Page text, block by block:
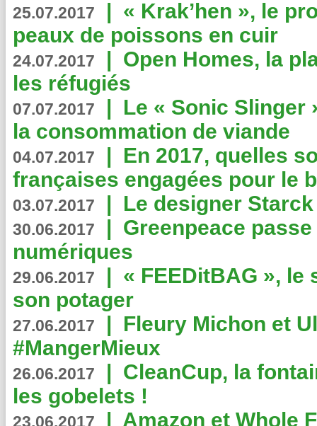
25.07.2017 | « Krak’hen », le
peaux de poissons en cuir
24.07.2017 | Open Homes, la
les réfugiés
07.07.2017 | Le « Sonic Slinger
la consommation de viande
04.07.2017 | En 2017, quelles
françaises engagées pour le
03.07.2017 | Le designer
30.06.2017 | Greenpeace
numériques
29.06.2017 | « FEEDitBAG », le
son potager
27.06.2017 | Fleury Michon et
#MangerMieux
26.06.2017 | CleanCup, la
les gobelets !
23.06.2017 | Amazon et Whole